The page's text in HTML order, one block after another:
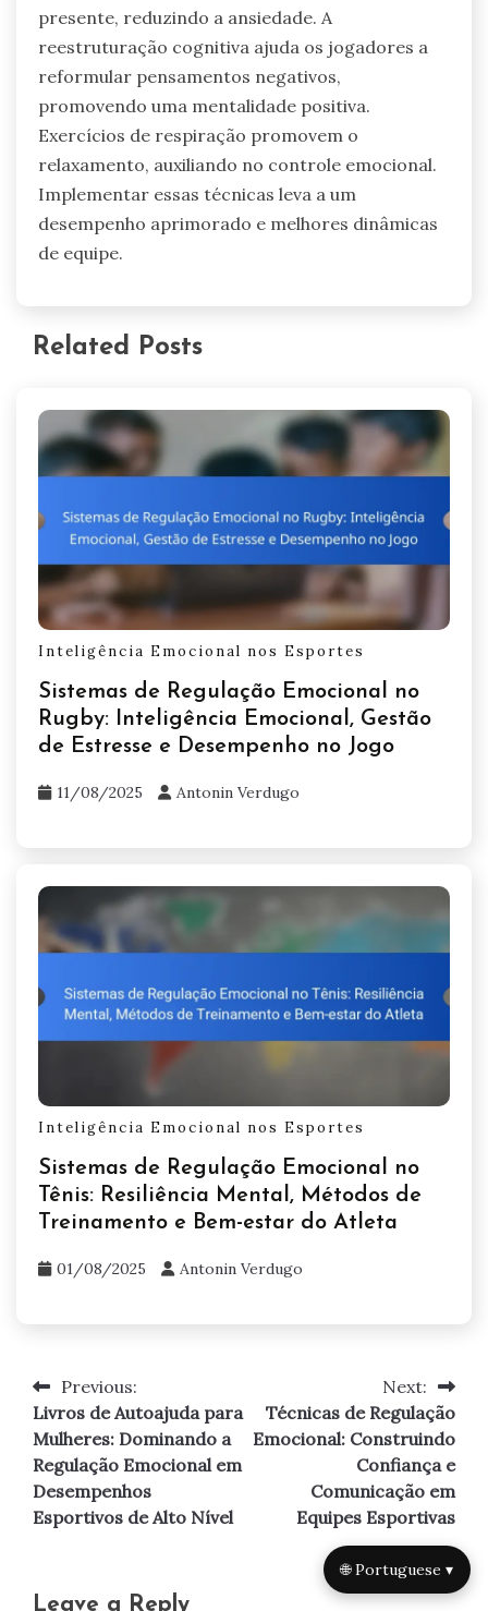
presente, reduzindo a ansiedade. A
reestruturação cognitiva ajuda os jogadores a
reformular pensamentos negativos,
promovendo uma mentalidade positiva.
Exercícios de respiração promovem o
relaxamento, auxiliando no controle emocional.
Implementar essas técnicas leva a um
desempenho aprimorado e melhores dinâmicas
de equipe.
Related Posts
Inteligência Emocional nos Esportes
Sistemas de Regulação Emocional no
Rugby: Inteligência Emocional, Gestão
de Estresse e Desempenho no Jogo
11/08/2025 Antonin Verdugo
Inteligência Emocional nos Esportes
Sistemas de Regulação Emocional no
Tênis: Resiliência Mental, Métodos de
Treinamento e Bem-estar do Atleta
01/08/2025 Antonin Verdugo
Post
navigation
Previous:
Livros de Autoajuda para
Mulheres: Dominando a
Regulação Emocional em
Desempenhos
Esportivos de Alto Nível
Next:
Técnicas de Regulação
Emocional: Construindo
Confiança e
Comunicação em
Equipes Esportivas
Leave a Reply
🌐 Portuguese ▾